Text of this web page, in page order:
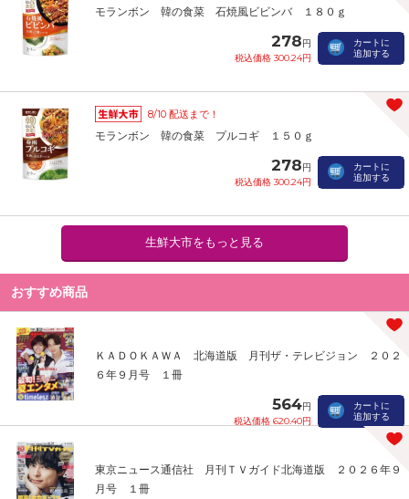
モランボン 韓の食菜 石焼風ビビンバ １８０ｇ
278円
税込価格 300.24円
カートに
追加する
8/10 配送まで！
モランボン 韓の食菜 プルコギ １５０ｇ
278円
税込価格 300.24円
カートに
追加する
生鮮大市をもっと見る
おすすめ商品
ＫＡＤＯＫＡＷＡ 北海道版 月刊ザ・テレビジョン ２０２
６年９月号 １冊
564円
税込価格 620.40円
カートに
追加する
東京ニュース通信社 月刊ＴＶガイド北海道版 ２０２６年９
月号 １冊